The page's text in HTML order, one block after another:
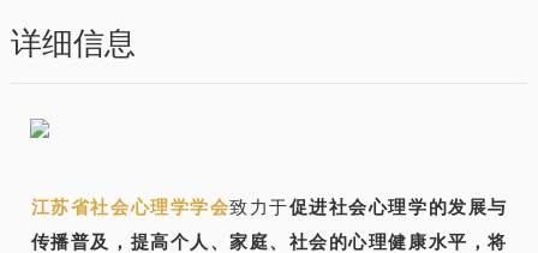
详细信息
江苏省社会心理学学会致力于促进社会心理学的发展与
传播普及，提高个人、家庭、社会的心理健康水平，将